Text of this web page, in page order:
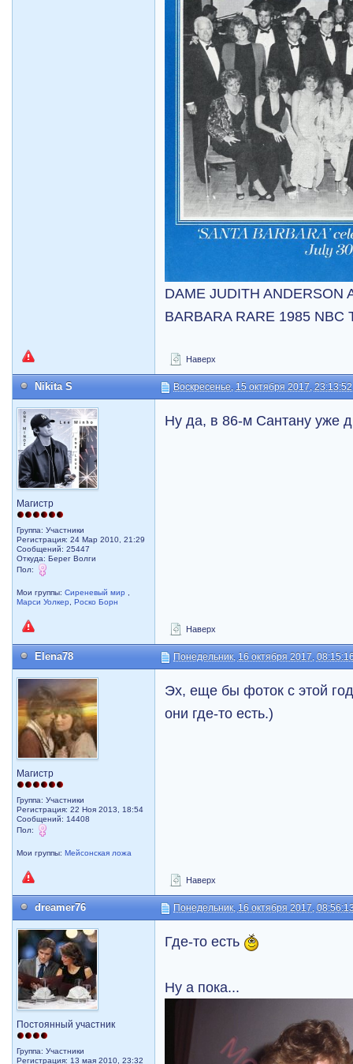
DAME JUDITH ANDERSON
BARBARA RARE 1985 NBC
Наверх
Nikita S Воскресенье, 15 октября 2017, 23:13:52
Магистр
Группа: Участники
Регистрация: 24 Мар 2010, 21:29
Сообщений: 25447
Откуда: Берег Волги
Пол:
Мои группы:Сиреневый мир
Марси Уолкер
,Роско Борн
Ну да, в 86-м Сантану уже
Наверх
Elena78 Понедельник, 16 октября 2017,
Магистр
Группа: Участники
Регистрация: 22 Ноя 2013, 18:54
Сообщений: 14408
Пол:
Мои группы:Мейсонская ложа
Эх, еще бы фоток с этой
они где-то есть.)
Наверх
dreamer76 Понедельник, 16 октября 2017,
Постоянный участник
Группа: Участники
Регистрация: 13 мая 2010, 23:32
Где-то есть
Ну а пока...